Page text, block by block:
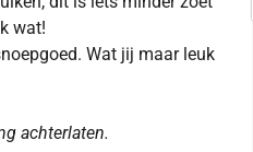
wat!
Wat jij maar leuk
achterlaten.